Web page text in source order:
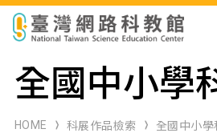
科展作品檢索
科學研習月刊
全國中小學
HOME 科展作品檢索 全國中小學